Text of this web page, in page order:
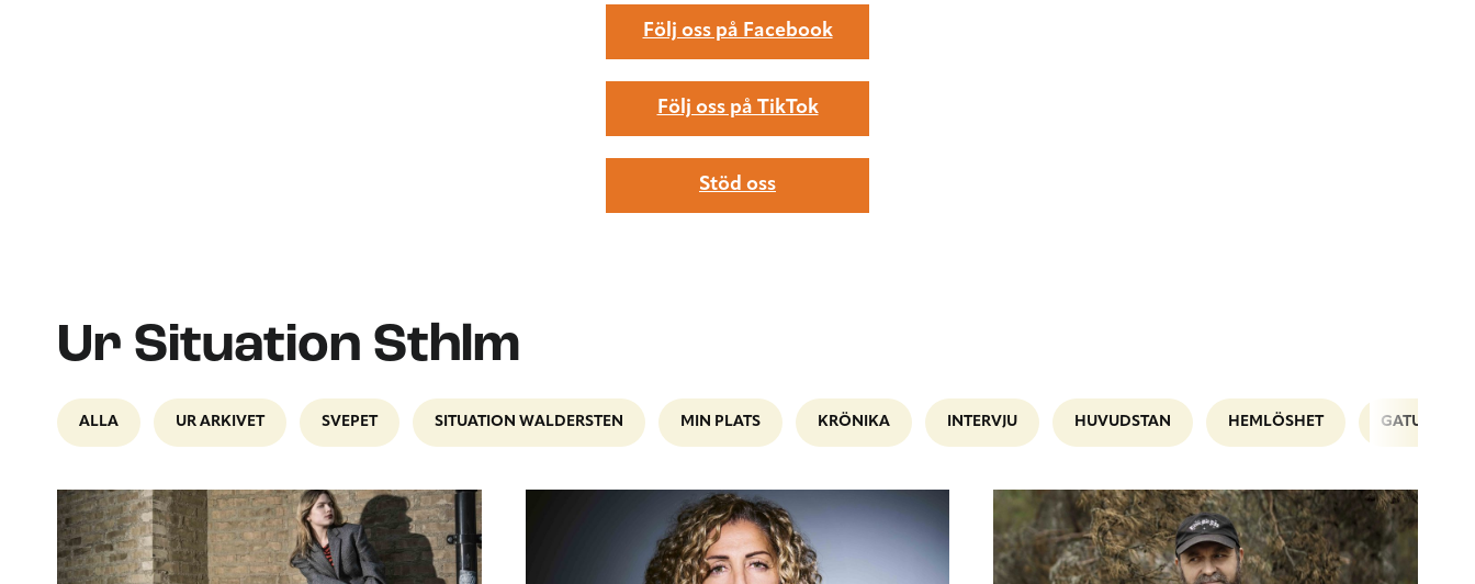
Följ oss på Facebook
Följ oss på TikTok
Stöd oss
Ur Situation Sthlm
ALLA UR ARKIVET SVEPET SITUATION WALDERSTEN MIN PLATS KRÖNIKA INTERVJU HUVUDSTAN HEMLÖSHET